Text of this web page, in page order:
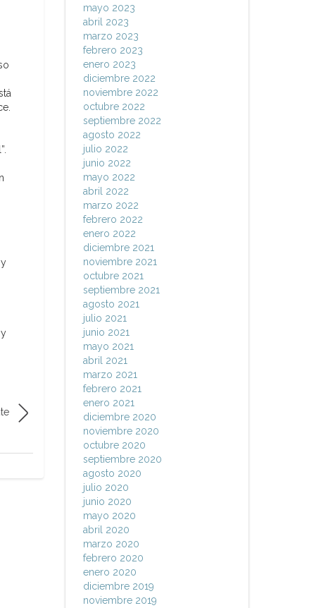
mayo 2023
abril 2023
marzo 2023
febrero 2023
enero 2023
diciembre 2022
noviembre 2022
octubre 2022
septiembre 2022
agosto 2022
julio 2022
junio 2022
mayo 2022
abril 2022
marzo 2022
febrero 2022
enero 2022
diciembre 2021
noviembre 2021
octubre 2021
septiembre 2021
agosto 2021
julio 2021
junio 2021
mayo 2021
abril 2021
marzo 2021
febrero 2021
enero 2021
diciembre 2020
noviembre 2020
octubre 2020
septiembre 2020
agosto 2020
julio 2020
junio 2020
mayo 2020
abril 2020
marzo 2020
febrero 2020
enero 2020
diciembre 2019
noviembre 2019